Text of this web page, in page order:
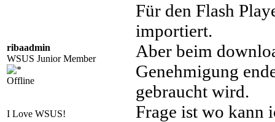
ribaadmin
WSUS Junior Member
Offline
I Love WSUS!
Für den Flash
importiert.
Aber beim
Genehmigung
gebraucht wird.
Frage ist wo kann